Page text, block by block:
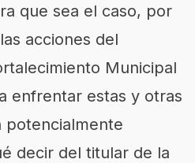
que sea el caso, por
acciones del
Municipal
enfrentar estas y otras
potencialmente
decir del titular de la